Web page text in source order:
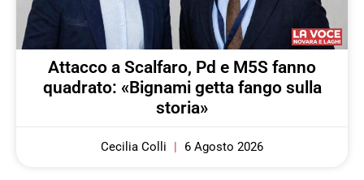
Attacco a Scalfaro, Pd e M5S fanno
quadrato: «Bignami getta fango sulla
storia»
Cecilia Colli 6 Agosto 2026